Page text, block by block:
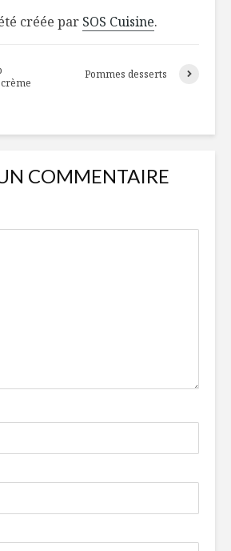
créée par SOS Cuisine.
Pommes desserts
COMMENTAIRE